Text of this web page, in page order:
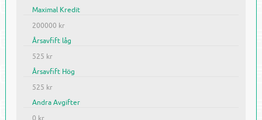
Maximal Kredit
200000 kr
Årsavfift låg
525 kr
Årsavfift Hög
525 kr
Andra Avgifter